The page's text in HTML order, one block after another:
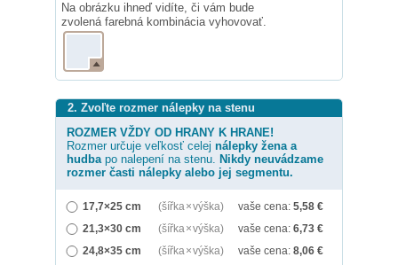
Na obrázku ihneď vidíte, či vám bude
zvolená farebná kombinácia vyhovovať.
2. Zvoľte rozmer nálepky na stenu
ROZMER VŽDY OD HRANY K HRANE!
Rozmer určuje veľkosť celej nálepky žena a
hudbapo nalepení na stenu. Nikdy neuvádzame
rozmer časti nálepky alebo jej segmentu.
17,7×25 cm (šířka × výška) vaše cena: 5,58 €
21,3×30 cm
(šířka × výška) vaše cena: 6,73 €
24,8×35 cm
(šířka × výška) vaše cena: 8,06 €